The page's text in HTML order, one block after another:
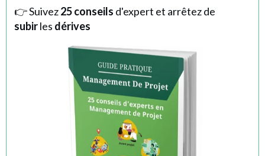
👉 Suivez25 conseils d'expert et arrêtez de
subirles dérives